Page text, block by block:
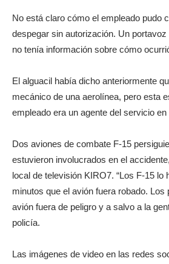
No está claro cómo el empleado pudo
despegar sin autorización. Un portavoz
no tenía información sobre cómo
El alguacil había dicho anteriormente
mecánico de una aerolínea, pero esta
empleado era un agente del servicio en
Dos aviones de combate F-15
estuvieron involucrados en el
local de televisión KIRO7. “Los F-15 lo
minutos que el avión fuera robado. Los
avión fuera de peligro y a salvo a la
policía.
Las imágenes de video en las redes